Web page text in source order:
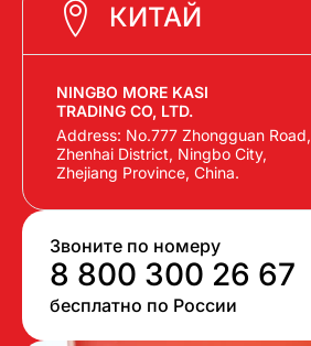
КИТАЙ
NINGBO MORE KASI
TRADING CO, LTD.
Address: No.777 Zhongguan Road,
Zhenhai District, Ningbo City,
Zhejiang Province, China.
Звоните по номеру
8 800 300 26 67
бесплатно по России